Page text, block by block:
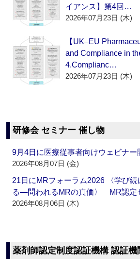
イアンス】第4回…
2026年07月23日 (木)
【UK–EU
and Compliance in
4.Complianc…
2026年07月23日 (木)
研修会 セミナー 催し物
9月4日に医療従事者向けウェビナ
2026年08月07日 (金)
21日にMRフォーラム2026 〈学び続
る―問われるMRの真価〉 MR認定
2026年08月06日 (木)
薬剤師認定制度認証機構 認証